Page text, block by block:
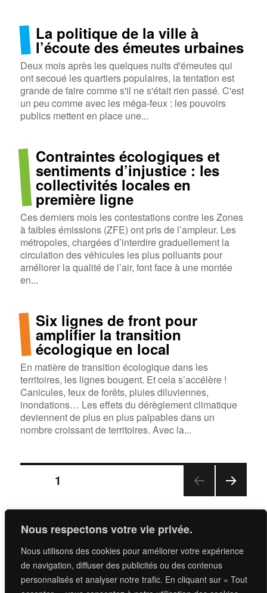
Nous respectons votre vie privée.
Nous utilisons des cookies pour améliorer votre expérience
de navigation, diffuser des publicités ou des contenus
personnalisés et analyser notre trafic. En cliquant sur « Tout
La politique de la ville à
l’écoute des émeutes urbaines
Deux mois après les quelques nuits d'émeutes qui
ont secoué les quartiers populaires, la tentation est
grande de faire comme s'il ne s'était rien passé. C'est
un peu comme avec les méga-feux : les pouvoirs
publics mettent en place une...
Contraintes écologiques et
sentiments d’injustice : les
collectivités locales en
première ligne
Ces derniers mois les contestations contre les Zones
à faibles émissions (ZFE) ont pris de l’ampleur. Les
métropoles, chargées d’interdire graduellement la
circulation des véhicules les plus polluants pour
améliorer la qualité de l’air, font face à une montée
en...
Six lignes de front pour
amplifier la transition
écologique en local
En matière de transition écologique dans les
territoires, les lignes bougent. Et cela s’accélère !
Canicules, feux de forêts, pluies diluviennes,
inondations… Les effets du dérèglement climatique
deviennent de plus en plus palpables dans un
nombre croissant de territoires. Avec la...
Navigation
des
articles
1
SUIV
Si vous voulez savoir ce qu’on fait,
c’est ici.